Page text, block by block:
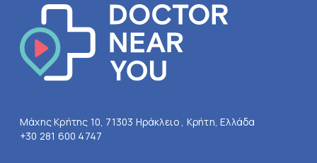
Μάχης Κρήτης 10, 71303 Ηράκλειο , Κρήτη, Ελλάδα
+30 281 600 4747